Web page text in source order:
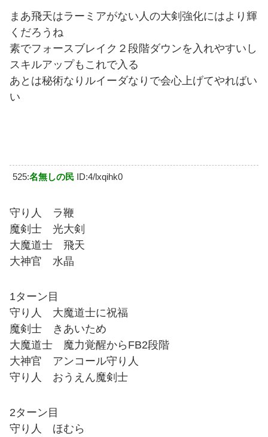
まあ飛天はラーミアがない人の大剣強化にはより輝
くだろうね
素でフォースブレイク２段階ダウンを入れやすいし
スキルアップもこれで入る
あとは秘術なりルイーダなりで会心上げてやればい
い
525:名無しの民 ID:4/lxqihk0
守り人 ラ鞭
魔剣士 光大剣
大魔道士 飛天
大神官 水晶
1ターン目
守り人 大魔道士に祝福
魔剣士 きあいため
大魔道士 魔力覚醒からFB2段階
大神官 アンコール守り人
守り人 おうえん魔剣士
2ターン目
守り人 ほむら